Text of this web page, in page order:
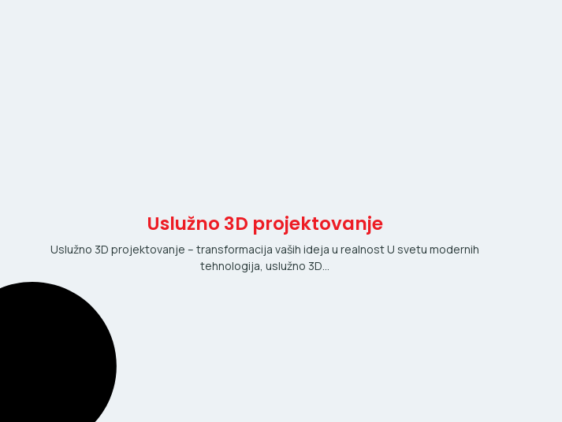
Uslužno 3D projektovanje
Uslužno 3D projektovanje – transformacija vaših ideja u realnost U svetu modernih
tehnologija, uslužno 3D…